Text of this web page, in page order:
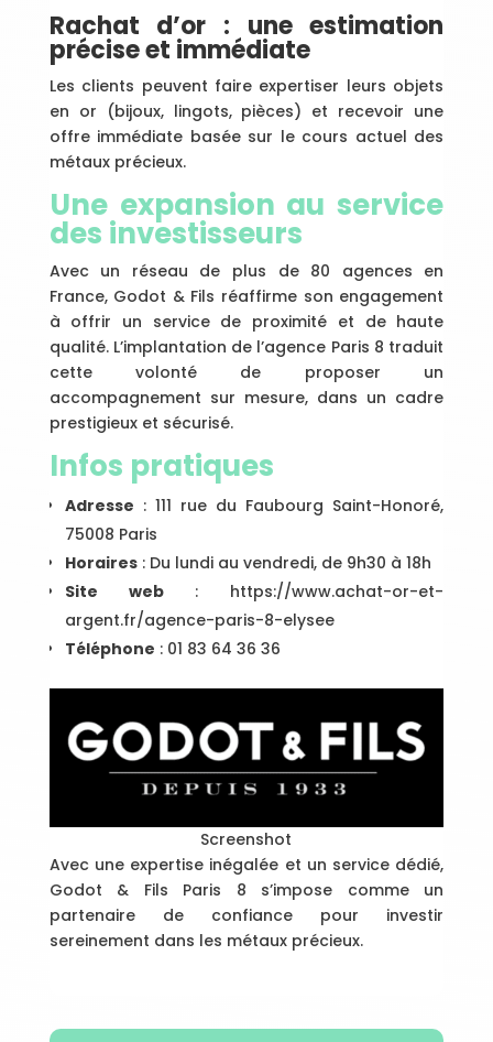
Rachat d’or : une estimation
précise et immédiate
Les clients peuvent faire expertiser leurs objets
en or (bijoux, lingots, pièces) et recevoir une
offre immédiate basée sur le cours actuel des
métaux précieux.
Une expansion au service
des investisseurs
Avec un réseau de plus de 80 agences en
France, Godot & Fils réaffirme son engagement
à offrir un service de proximité et de haute
qualité. L’implantation de l’agence Paris 8 traduit
cette volonté de proposer un
accompagnement sur mesure, dans un cadre
prestigieux et sécurisé.
Infos pratiques
Adresse : 111 rue du Faubourg Saint-Honoré,
75008 Paris
Horaires: Du lundi au vendredi, de 9h30 à 18h
Site web:
https://www.achat-or-et-
argent.fr/agence-paris-8-elysee
Téléphone : 01 83 64 36 36
Screenshot
Avec une expertise inégalée et un service dédié,
Godot & Fils Paris 8 s’impose comme un
partenaire de confiance pour investir
sereinement dans les métaux précieux.